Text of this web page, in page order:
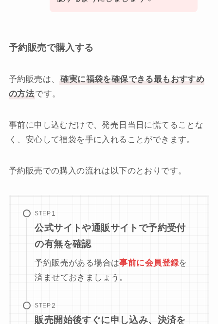
予約販売で購入する
予約販売は、
確実に福袋を確保できる最もおすすめ
の方法です。
事前に申し込むだけで、発売日当日に慌てることな
く、安心して福袋を手に入れることができます。
予約販売での購入の流れは以下のとおりです。
STEP
公式サイトや通販サイトで予約受付
の有無を確認
予約販売がある場合は事前に会員登録を
済ませておきましょう。
STEP
販売開始後すぐに申し込み、決済を